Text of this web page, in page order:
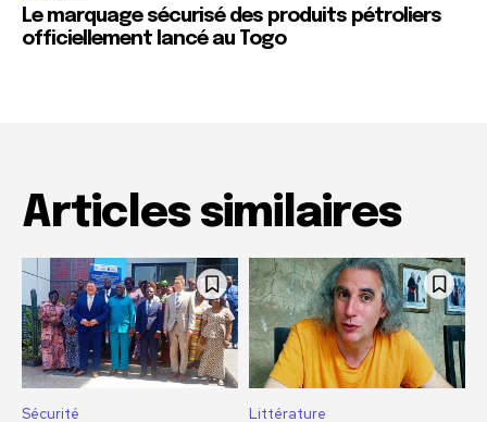
Le marquage sécurisé des produits pétroliers
officiellement lancé au Togo
Articles similaires
Sécurité Littérature